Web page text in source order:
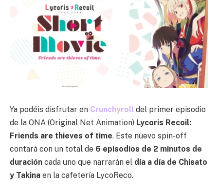
Ya podéis disfrutar en Crunchyroll del primer episodio
de la ONA (Original Net Animation) Lycoris Recoil:
Friends are thieves of time. Este nuevo spin-off
contará con un total de 6 episodios de 2 minutos de
duración cada uno que narrarán el día a día de Chisato
y Takina en la cafetería LycoReco.